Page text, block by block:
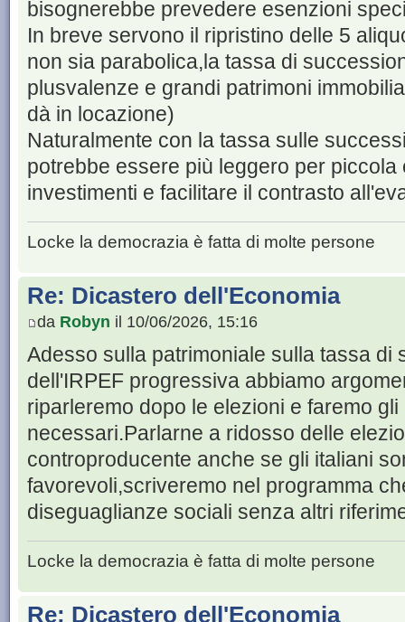
bisognerebbe prevedere esenzioni
In breve servono il ripristino delle 5
non sia parabolica,la tassa di
plusvalenze e grandi patrimoni
dà in locazione)
Naturalmente con la tassa sulle
potrebbe essere più leggero per
investimenti e facilitare il contrasto
Locke la democrazia è fatta di molte persone
Re: Dicastero dell'Economia
da Robyn il 10/06/2026, 15:16
Adesso sulla patrimoniale sulla tassa di
dell'IRPEF progressiva abbiamo
riparleremo dopo le elezioni e faremo gli
necessari.Parlarne a ridosso delle
controproducente anche se gli italiani
favorevoli,scriveremo nel programma
diseguaglianze sociali senza altri
Locke la democrazia è fatta di molte persone
Re: Dicastero dell'Economia